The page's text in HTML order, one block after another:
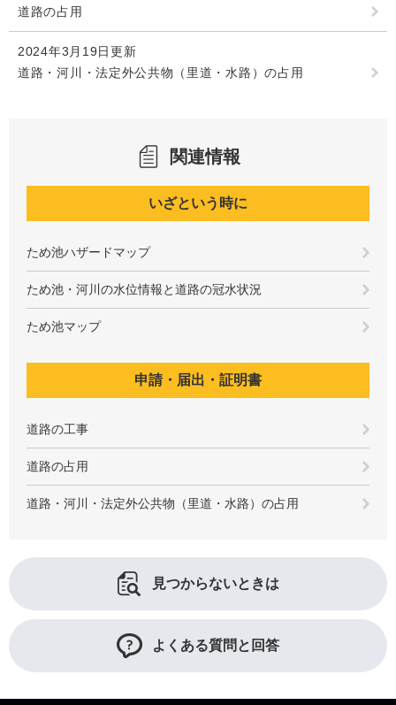
道路の占用
2024年3月19日更新
道路・河川・法定外公共物（里道・水路）の占用
関連情報
いざという時に
ため池ハザードマップ
ため池・河川の水位情報と道路の冠水状況
ため池マップ
申請・届出・証明書
道路の工事
道路の占用
道路・河川・法定外公共物（里道・水路）の占用
見つからないときは
よくある質問と回答